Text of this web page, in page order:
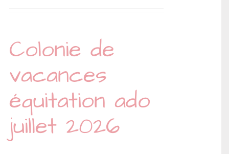
Colonie de
vacances
équitation ado
juillet 2026